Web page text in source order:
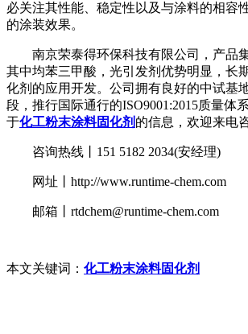
必关注其性能、稳定性以及与涂料的相容
的涂装效果。
南京荣泰得环保科技有限公司，产品集
其中均苯三甲酸，光引发剂优势明显，长
化剂的应用开发。公司拥有良好的中试基
段，推行国际通行的ISO9001:2015质量体
于化工粉末涂料固化剂 的信息，欢迎来电
咨询热线丨151 5182 2034(安经理)
网址丨http://www.runtime-chem.com
邮箱丨rtdchem@runtime-chem.com
本文关键词： 化工粉末涂料固化剂